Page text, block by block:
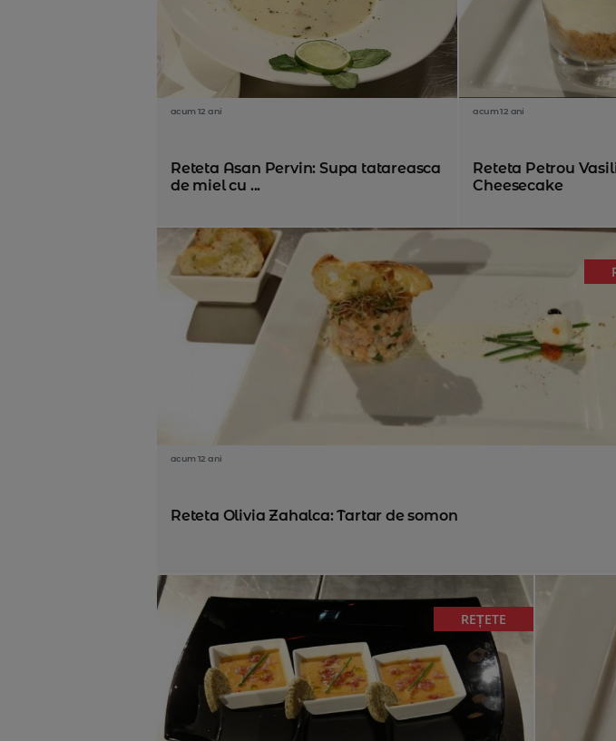
acum 12 ani
Reteta Asan Pervin: Supa tatareasca
de miel cu ...
acum 12 ani
Reteta Petrou
Cheesecake
acum 12 ani
Reteta Olivia Zahalca: Tartar de somon
REȚETE